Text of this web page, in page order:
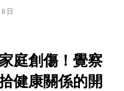
日
庭創傷！覺察
健康關係的開